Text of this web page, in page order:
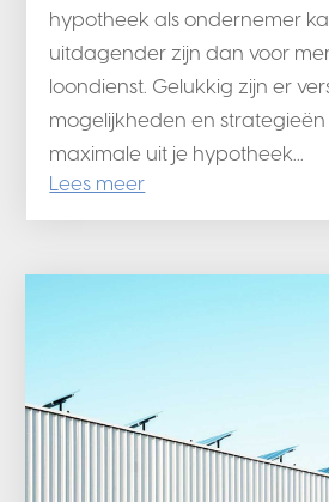
hypotheek als ondernemer
uitdagender zijn dan voor
loondienst. Gelukkig zijn er
mogelijkheden en
maximale uit je hypotheek...
Lees meer